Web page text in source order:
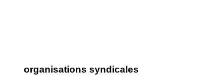
organisations syndicales